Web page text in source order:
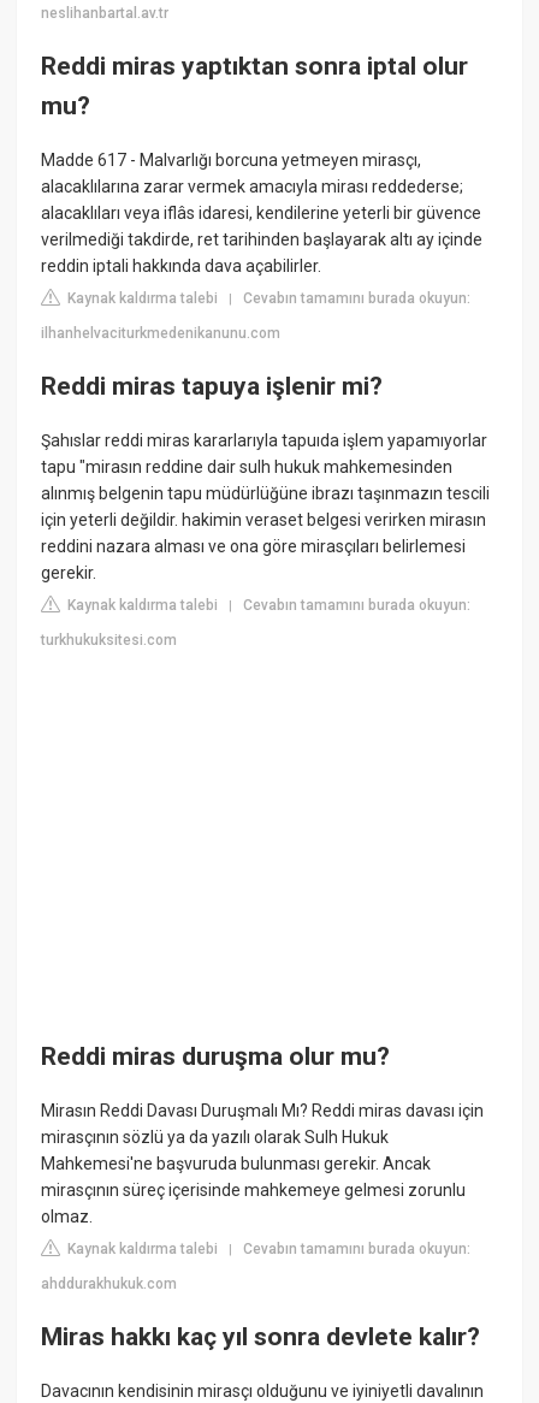
neslihanbartal.av.tr
Reddi miras yaptıktan sonra iptal olur
mu?
Madde 617 - Malvarlığı borcuna yetmeyen mirasçı,
alacaklılarına zarar vermek amacıyla mirası reddederse;
alacaklıları veya iflâs idaresi, kendilerine yeterli bir güvence
verilmediği takdirde, ret tarihinden başlayarak altı ay içinde
reddin iptali hakkında dava açabilirler.
Kaynak kaldırma talebi |Cevabın tamamını burada okuyun:
ilhanhelvaciturkmedenikanunu.com
Reddi miras tapuya işlenir mi?
Şahıslar reddi miras kararlarıyla tapuıda işlem yapamıyorlar
tapu "mirasın reddine dair sulh hukuk mahkemesinden
alınmış belgenin tapu müdürlüğüne ibrazı taşınmazın tescili
için yeterli değildir. hakimin veraset belgesi verirken mirasın
reddini nazara alması ve ona göre mirasçıları belirlemesi
gerekir.
Kaynak kaldırma talebi |Cevabın tamamını burada okuyun:
turkhukuksitesi.com
Reddi miras duruşma olur mu?
Mirasın Reddi Davası Duruşmalı Mı? Reddi miras davası için
mirasçının sözlü ya da yazılı olarak Sulh Hukuk
Mahkemesi'ne başvuruda bulunması gerekir. Ancak
mirasçının süreç içerisinde mahkemeye gelmesi zorunlu
olmaz.
Kaynak kaldırma talebi |Cevabın tamamını burada okuyun:
ahddurakhukuk.com
Miras hakkı kaç yıl sonra devlete kalır?
Davacının kendisinin mirasçı olduğunu ve iyiniyetli davalının